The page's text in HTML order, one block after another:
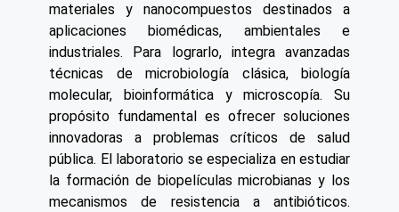
materiales y nanocompuestos destinados a
aplicaciones biomédicas, ambientales e
industriales. Para lograrlo, integra avanzadas
técnicas de microbiología clásica, biología
molecular, bioinformática y microscopía. Su
propósito fundamental es ofrecer soluciones
innovadoras a problemas críticos de salud
pública. El laboratorio se especializa en estudiar
la formación de biopelículas microbianas y los
mecanismos de resistencia a antibióticos.